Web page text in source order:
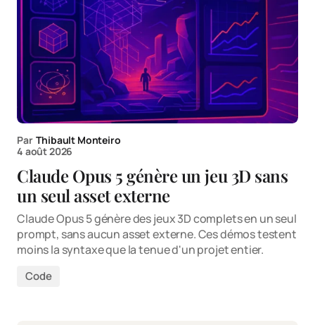
Par Thibault Monteiro
4 août 2026
Claude Opus 5 génère un jeu 3D sans
un seul asset externe
Claude Opus 5 génère des jeux 3D complets en un seul
prompt, sans aucun asset externe. Ces démos testent
moins la syntaxe que la tenue d'un projet entier.
Code